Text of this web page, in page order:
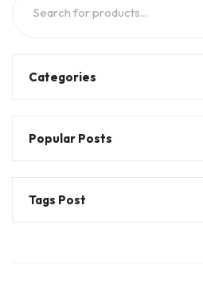
Categories
Popular Posts
Tags Post